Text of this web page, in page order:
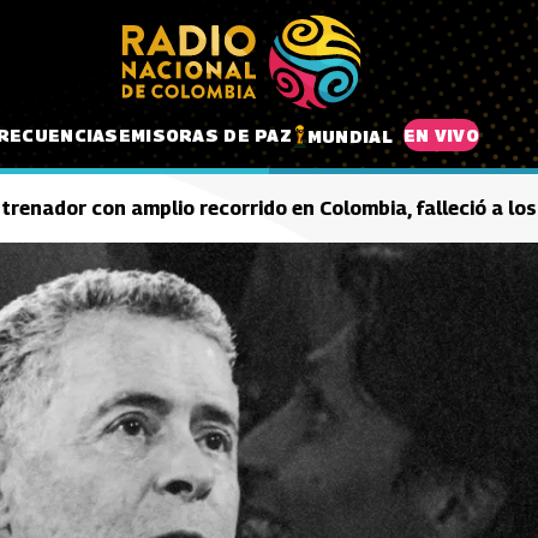
EMISORAS DE PAZ MUNDIAL EN VIVO
con amplio recorrido en Colombia, falleció a